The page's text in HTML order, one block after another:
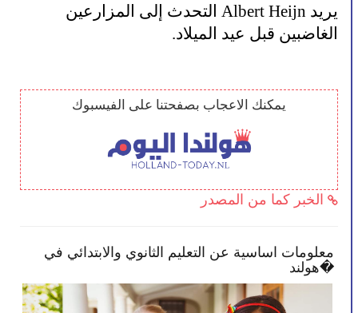
يريد Albert Heijn التحدث إلى المزارعين
الغاضبين قبل عيد الميلاد.
يمكنك الاعجاب بصفحتنا على الفيسبوك
الخبر كما من المصدر
معلومات اساسية عن التعليم
أكثر انخراطًا في